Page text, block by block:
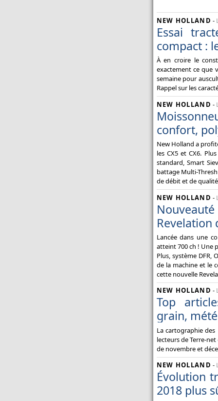
NEW HOLLAND -
Essai
compact :
À en croire le
exactement ce que
semaine pour
Rappel sur les
NEW HOLLAND -
confort,
New Holland a
les CX5 et CX6.
standard, Smart
battage Multi-
de débit et de
NEW HOLLAND -
Revelation
Lancée dans une
atteint 700 ch ! Une
Plus, système
de la machine et le
cette nouvelle
NEW HOLLAND -
Top
grain,
La cartographie
lecteurs de Terre-
de novembre et
NEW HOLLAND -
Évolution
2018 plus